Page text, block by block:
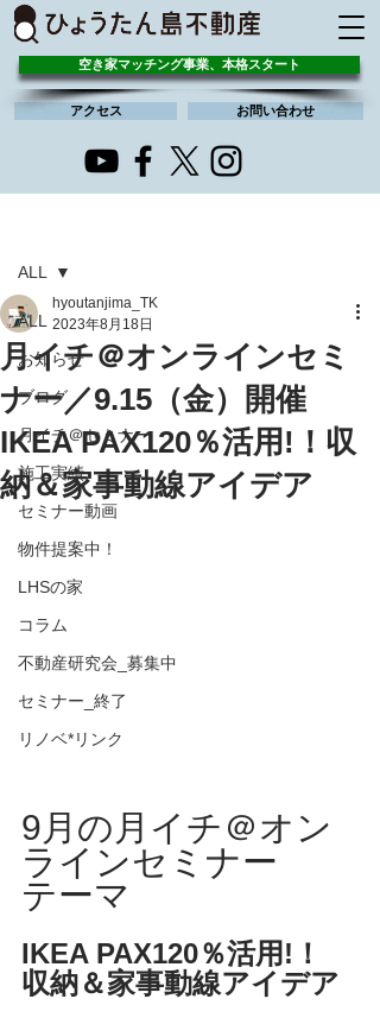
アクセス お問い合わせ
空き家マッチング事業、本格スタート
ALL
お知らせ
ブログ
月イチ＠セミナー
施工実績
セミナー動画
物件提案中！
LHSの家
コラム
不動産研究会_募集中
セミナー_終了
リノベ*リンク
ALL
月イチ＠オンラインセミ
ナー／9.15（金）開催
IKEA PAX120％活用!！収
納＆家事動線アイデア
hyoutanjima_TK
2023年8月18日
9月の月イチ＠オン
ラインセミナー
テーマ
IKEA PAX120％活用!！
収納＆家事動線アイデア